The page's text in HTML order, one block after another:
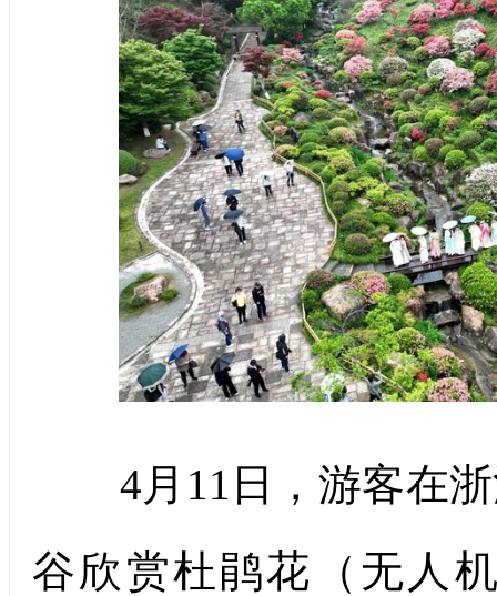
4月11日，游客在浙
谷欣赏杜鹃花（无人